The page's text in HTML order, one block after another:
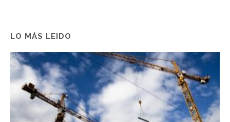
LO MÁS LEIDO